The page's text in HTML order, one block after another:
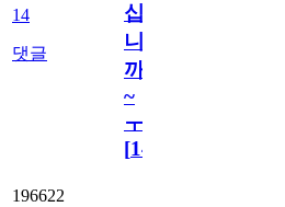
14
댓글
십
니
까
~
ㅜ
[14
196622